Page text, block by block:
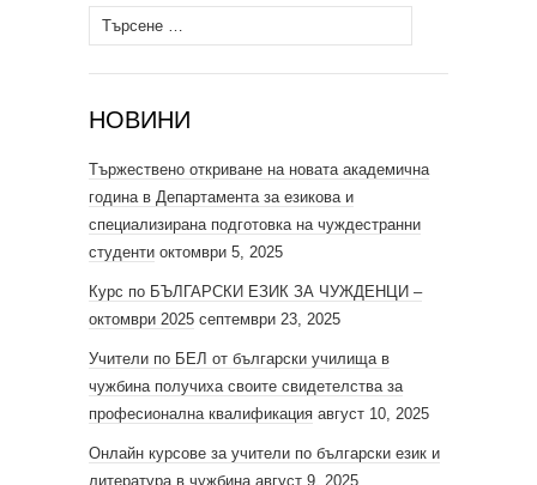
Търсене
за:
НОВИНИ
Тържествено откриване на новата академична
година в Департамента за езикова и
специализирана подготовка на чуждестранни
студенти октомври 5, 2025
Курс по БЪЛГАРСКИ ЕЗИК ЗА ЧУЖДЕНЦИ –
октомври 2025 септември 23, 2025
Учители по БЕЛ от български училища в
чужбина получиха своите свидетелства за
професионална квалификация август 10, 2025
Онлайн курсове за учители по български език и
литература в чужбина август 9, 2025